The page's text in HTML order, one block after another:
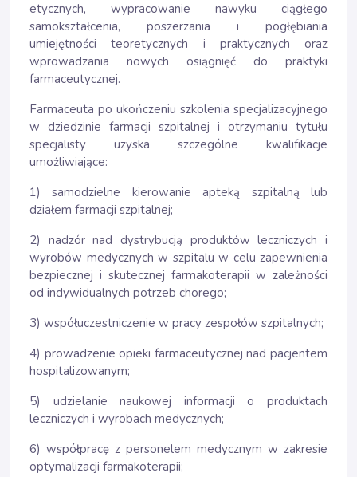
etycznych, wypracowanie nawyku ciągłego
samokształcenia, poszerzania i pogłębiania
umiejętności teoretycznych i praktycznych oraz
wprowadzania nowych osiągnięć do praktyki
farmaceutycznej.
Farmaceuta po ukończeniu szkolenia specjalizacyjnego
w dziedzinie farmacji szpitalnej i otrzymaniu tytułu
specjalisty uzyska szczególne kwalifikacje
umożliwiające:
1) samodzielne kierowanie apteką szpitalną lub
działem farmacji szpitalnej;
2) nadzór nad dystrybucją produktów leczniczych i
wyrobów medycznych w szpitalu w celu zapewnienia
bezpiecznej i skutecznej farmakoterapii w zależności
od indywidualnych potrzeb chorego;
3) współuczestniczenie w pracy zespołów szpitalnych;
4) prowadzenie opieki farmaceutycznej nad pacjentem
hospitalizowanym;
5) udzielanie naukowej informacji o produktach
leczniczych i wyrobach medycznych;
6) współpracę z personelem medycznym w zakresie
optymalizacji farmakoterapii;